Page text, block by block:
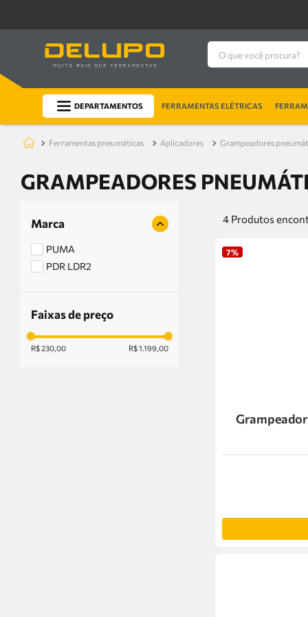
O que você procura?
DEPARTAMENTOS FERRAMENTAS ELÉTRICAS
ferramentas pneumáticas aplicadores grampeadores
GRAMPEADORES
Marca
PUMA
PDR LDR2
Faixas de preço
R$ 230,00 R$ 1.199,00
4 Produtos
7%